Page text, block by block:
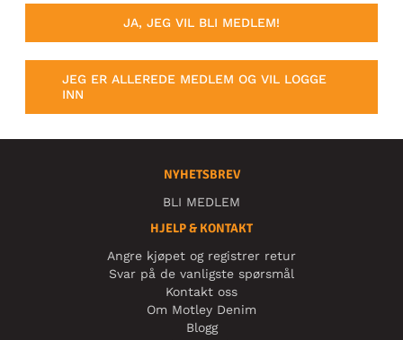
JA, JEG VIL BLI MEDLEM!
JEG ER ALLEREDE MEDLEM OG VIL LOGGE
INN
NYHETSBREV
BLI MEDLEM
HJELP & KONTAKT
Angre kjøpet og registrer retur
Svar på de vanligste spørsmål
Kontakt oss
Om Motley Denim
Blogg